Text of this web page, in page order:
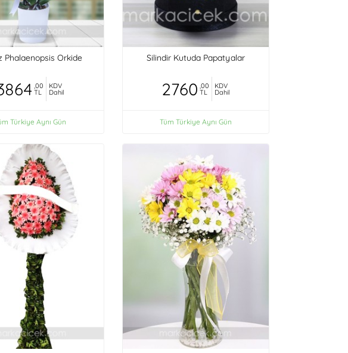
Phalaenopsis Orkide
,00
TL
KDV
Dahil
Türkiye Aynı Gün
Silindir Kutuda Papatyalar
2760 ,00
TL
KDV
Dahil
Tüm Türkiye Aynı Gün